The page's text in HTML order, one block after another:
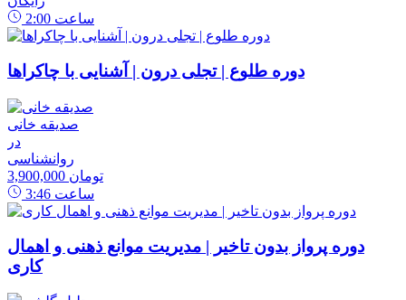
2:00 ساعت
دوره طلوع | تجلی درون | آشنایی با چاکراها
صدیقه خانی
در
روانشناسی
3,900,000 تومان
3:46 ساعت
دوره پرواز بدون تاخیر | مدیریت موانع ذهنی و اهمال
کاری